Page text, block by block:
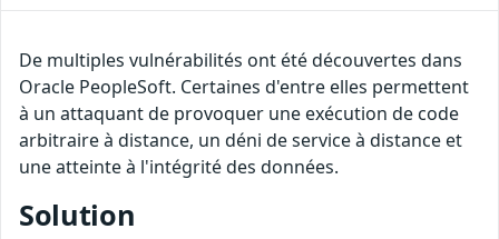
De multiples vulnérabilités ont été découvertes dans
Oracle PeopleSoft. Certaines d'entre elles permettent
à un attaquant de provoquer une exécution de code
arbitraire à distance, un déni de service à distance et
une atteinte à l'intégrité des données.
Solution